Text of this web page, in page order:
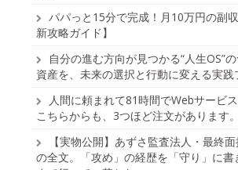
パパっと15分で完成！月10万円の副
新攻略ガイド】
自分の進む方向が見つかる“人生OS”
資産を、未来の選択と行動に変える実践
人間に頼まれて81時間でWebサービス
こちらからも、3つほど注文があります。
【実物公開】あずさ監査法人・最終
の全文。「攻め」の経歴を「守り」に書